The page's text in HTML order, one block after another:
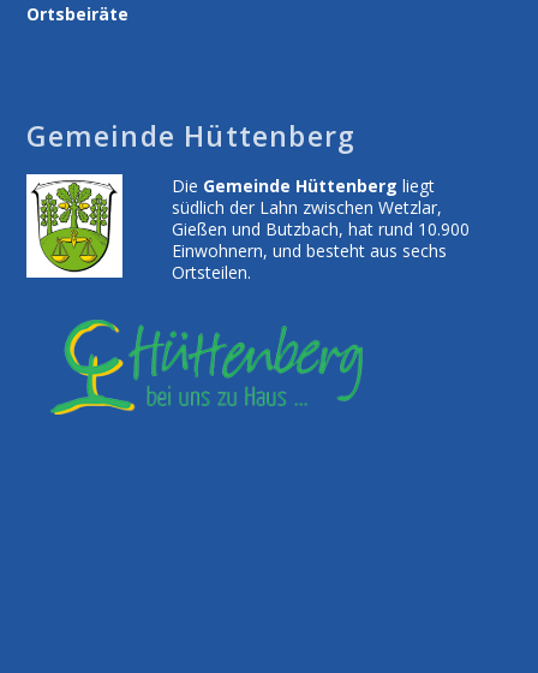
Ortsbeiräte
Gemeinde Hüttenberg
Die Gemeinde Hüttenberg liegt
südlich der Lahn zwischen Wetzlar,
Gießen und Butzbach, hat rund 10.900
Einwohnern, und besteht aus sechs
Ortsteilen.